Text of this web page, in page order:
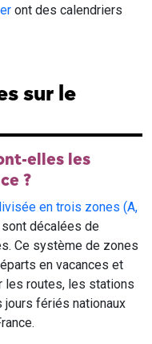
ont des calendriers
sur le
elles les
?
en trois zones (A,
décalées de
Ce système de zones
en vacances et
les routes, les stations
fériés nationaux